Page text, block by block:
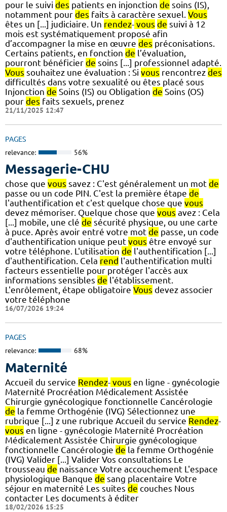
pour le suivi des patients en injonction de soins (IS),
notamment pour des faits à caractère sexuel. Vous
êtes un [...] judiciaire. Un rendez- vous de suivi à 12
mois est systématiquement proposé afin
d’accompagner la mise en œuvre des préconisations.
Certains patients, en fonction de l’évaluation,
pourront bénéficier de soins [...] professionnel adapté.
Vous souhaitez une évaluation : Si vous rencontrez des
difficultés dans votre sexualité ou êtes placé sous
Injonction de Soins (IS) ou Obligation de Soins (OS)
pour des faits sexuels, prenez
21/11/2025 12:47
PAGES
relevance: 56%
Messagerie-CHU
chose que vous savez : C'est généralement un mot de
passe ou un code PIN. C'est la première étape de
l'authentification et c'est quelque chose que vous
devez mémoriser. Quelque chose que vous avez : Cela
[...] mobile, une clé de sécurité physique, ou une carte
à puce. Après avoir entré votre mot de passe, un code
d'authentification unique peut vous être envoyé sur
votre téléphone. L'utilisation de l'authentification [...]
d'authentification. Cela rend l'authentification multi
facteurs essentielle pour protéger l'accès aux
informations sensibles de l'établissement.
L'enrôlement, étape obligatoire Vous devez associer
votre téléphone
16/07/2026 19:24
PAGES
relevance: 68%
Maternité
Accueil du service Rendez- vous en ligne - gynécologie
Maternité Procréation Médicalement Assistée
Chirurgie gynécologique fonctionnelle Cancérologie
de la femme Orthogénie (IVG) Sélectionnez une
rubrique [...] z une rubrique Accueil du service Rendez-
vous en ligne - gynécologie Maternité Procréation
Médicalement Assistée Chirurgie gynécologique
fonctionnelle Cancérologie de la femme Orthogénie
(IVG) Valider [...] Valider Vos consultations Le
trousseau de naissance Votre accouchement L'espace
physiologique Banque de sang placentaire Votre
séjour en maternité Les suites de couches Nous
contacter Les documents à éditer
18/02/2026 15:25